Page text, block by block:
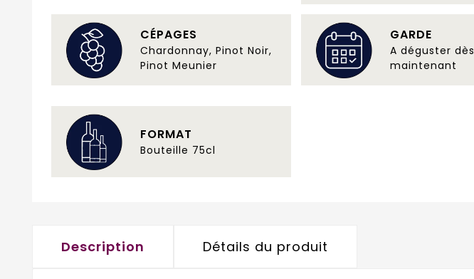
CÉPAGES
Chardonnay, Pinot Noir,
Pinot Meunier
GARDE
A déguster dès
maintenant
FORMAT
Bouteille 75cl
Description Détails du produit